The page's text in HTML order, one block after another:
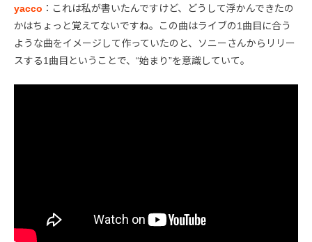
yacco ：これは私が書いたんですけど、どうして浮かんできたの
かはちょっと覚えてないですね。この曲はライブの1曲目に合う
ような曲をイメージして作っていたのと、ソニーさんからリリー
スする1曲目ということで、“始まり”を意識していて。